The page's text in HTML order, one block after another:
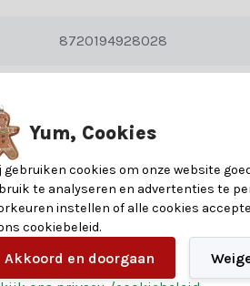
om jouw perfecte kerstboom te
zuurstok | polyester | op draad | rood/
8720194928028
22
8,5
Polyester
Yum, Cookies
gebruiken cookies om onze website
te analyseren en advertenties te
instellen of alle cookies
cookiebeleid.
Akkoord en doorgaan